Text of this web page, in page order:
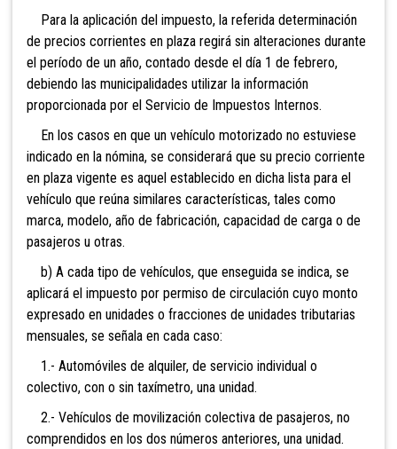
Para la aplicación del impuesto, la referida determinación
de precios corrientes en plaza regirá sin alteraciones durante
el período de un año, contado desde el día 1 de febrero,
debiendo las municipalidades utilizar la información
proporcionada por el Servicio de Impuestos Internos.
En los casos en que un vehículo motorizado no estuviese
indicado en la nómina, se considerará que su precio corriente
en plaza vigente es aquel establecido en dicha lista para el
vehículo que reúna similares características, tales como
marca, modelo, año de fabricación, capacidad de carga o de
pasajeros u otras.
b) A cada tipo de vehículos, que enseguida se indica, se
aplicará el impuesto por permiso de circulación cuyo monto
expresado en unidades o fracciones de unidades tributarias
mensuales, se señala en cada caso:
1.- Automóviles de alquiler, de servicio individual o
colectivo, con o sin taxímetro, una unidad.
2.- Vehículos de movilización colectiva de pasajeros, no
comprendidos en los dos números anteriores, una unidad.